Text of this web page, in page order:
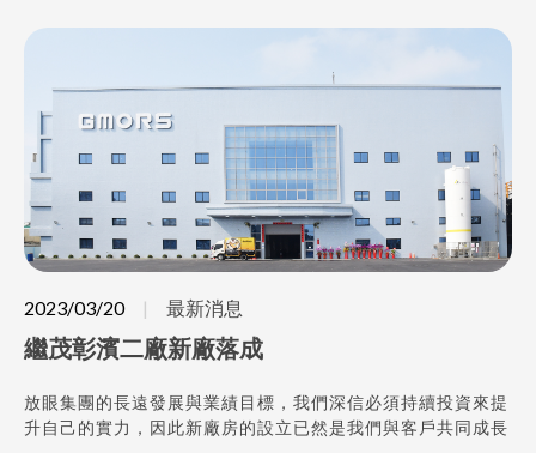
繼茂將持續扮演，您密封元件的最佳合作夥伴。 GMORS -
2023/03/20 最新消息
繼茂彰濱二廠新廠落成
放眼集團的長遠發展與業績目標，我們深信必須持續投資來提
升自己的實力，因此新廠房的設立已然是我們與客戶共同成長